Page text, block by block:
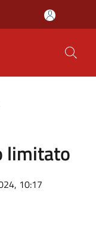
limitato
10:17